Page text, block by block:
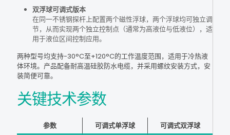
双浮球可调式版本
在同一不锈钢探杆上配置两个磁性浮球，两个浮球均可独立调
节，从而实现两个独立控制点（通常为高液位与低液位），适
用于液位区间控制应用。
两种型号均支持-30°C至+120°C的工作温度范围，适用于冷热液
体环境。产品配备耐高温硅胶防水电缆，并采用螺纹安装方式，安
装简便可靠。
关键技术参数
参数 可调式单浮球
可调式双浮球